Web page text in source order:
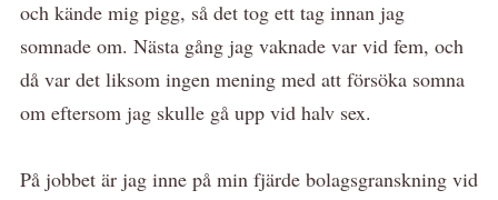
och kände mig pigg, så det tog ett tag innan jag
somnade om. Nästa gång jag vaknade var vid fem, och
då var det liksom ingen mening med att försöka somna
om eftersom jag skulle gå upp vid halv sex.
På jobbet är jag inne på min fjärde bolagsgranskning vid